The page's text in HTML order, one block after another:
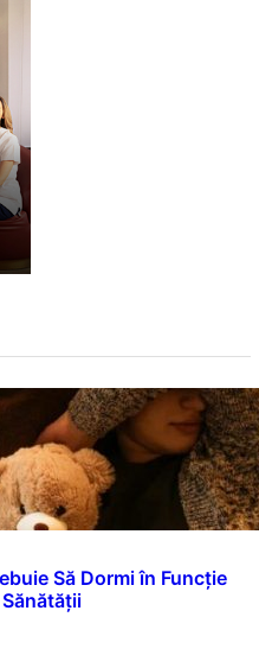
Să Dormi în Funcție